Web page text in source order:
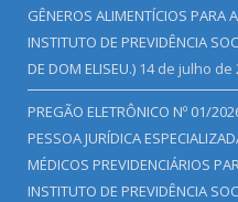
GÊNEROS ALIMENTÍCIOS PARA
INSTITUTO DE PREVIDÊNCIA
DE DOM ELISEU.) 14 de julho de
PREGÃO ELETRÔNICO Nº 01/
PESSOA JURÍDICA
MÉDICOS PREVIDENCIÁRIOS
INSTITUTO DE PREVIDÊNCIA